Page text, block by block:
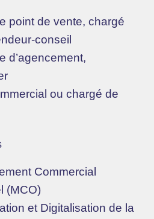
point de vente, chargé
conseil
d’agencement,
ou chargé de
Commercial
(MCO)
et Digitalisation de la